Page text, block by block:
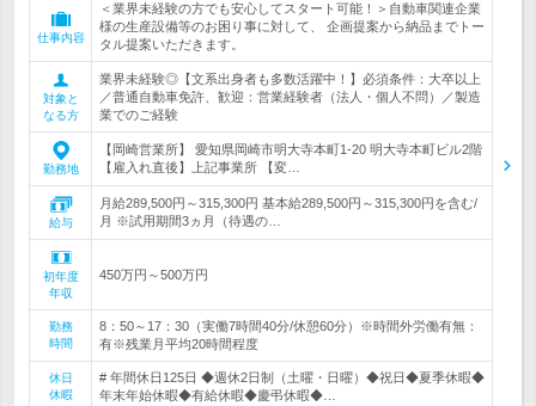
仕事内容
＜業界未経験の方でも安心してスタート可能！＞自動車関連企業
様の生産設備等のお困り事に対して、 企画提案から納品までトー
タル提案いただきます。
対象と
なる方
業界未経験◎【文系出身者も多数活躍中！】必須条件：大卒以上
／普通自動車免許、歓迎：営業経験者（法人・個人不問）／製造
業でのご経験
勤務地
【岡崎営業所】 愛知県岡崎市明大寺本町1-20 明大寺本町ビル2階
【雇入れ直後】上記事業所 【変…
給与
月給289,500円～315,300円 基本給289,500円～315,300円を含む/
月 ※試用期間3ヵ月（待遇の…
初年度
年収
450万円～500万円
勤務
時間
8：50～17：30（実働7時間40分/休憩60分）※時間外労働有無：
有※残業月平均20時間程度
休日
休暇
# 年間休日125日 ◆週休2日制（土曜・日曜）◆祝日◆夏季休暇◆
年末年始休暇◆有給休暇◆慶弔休暇◆…